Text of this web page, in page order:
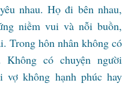
nhau. Họ đi bên nhau,
niềm vui và nỗi buồn,
Trong hôn nhân không có
có chuyện người
vợ không hạnh phúc hay